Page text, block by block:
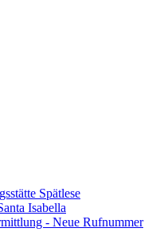
Spätlese
Isabella
- Neue Rufnummer